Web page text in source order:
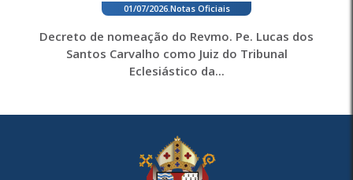
01/07/2026. Notas Oficiais
Decreto de nomeação do Revmo. Pe. Lucas dos
Santos Carvalho como Juiz do Tribunal
Eclesiástico da...